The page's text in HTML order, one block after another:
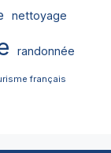
nettoyage
randonnée
français